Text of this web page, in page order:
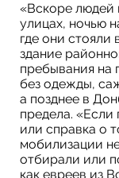
«Вскоре людей
улицах, ночью
где они стояли
здание
пребывания на
без одежды,
а позднее в
предела. «Если
или справка о
мобилизации
отбирали или
как евреев из